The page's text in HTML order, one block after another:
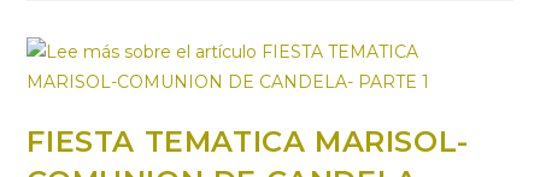
FIESTA TEMATICA MARISOL-